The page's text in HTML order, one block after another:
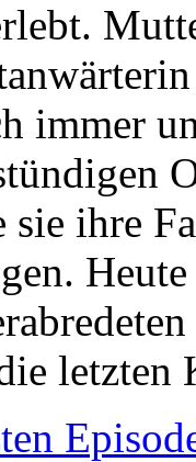
immer
sie ihre